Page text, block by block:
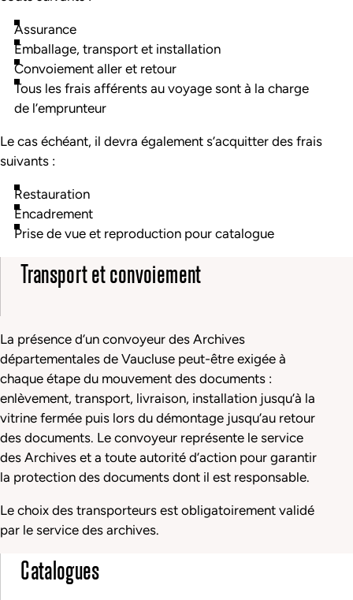
Assurance
Emballage, transport et installation
Convoiement aller et retour
Tous les frais afférents au voyage sont à la charge
de l’emprunteur
Le cas échéant, il devra également s’acquitter des frais
suivants :
Restauration
Encadrement
Prise de vue et reproduction pour catalogue
Transport et convoiement
La présence d’un convoyeur des Archives
départementales de Vaucluse peut-être exigée à
chaque étape du mouvement des documents :
enlèvement, transport, livraison, installation jusqu’à la
vitrine fermée puis lors du démontage jusqu’au retour
des documents. Le convoyeur représente le service
des Archives et a toute autorité d’action pour garantir
la protection des documents dont il est responsable.
Le choix des transporteurs est obligatoirement validé
par le service des archives.
Catalogues